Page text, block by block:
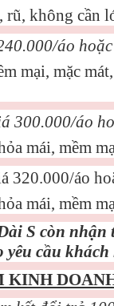
rũ, không cần
áo
mại, mặc
300.000/áo
mái, mềm
320.000/áo
mái, mềm
S còn nhận
yêu cầu khách
KINH